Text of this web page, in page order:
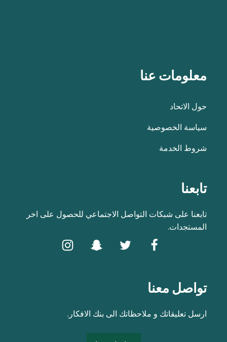
معلومات عنا
حول الاتحاد
سياسة الخصوصية
شروط الخدمة
تابعنا
تابعنا على شبكات التواصل الاجتماعي للحصول على اخر
المستجدات.
تواصل معنا
ارسل تعليقاتك و ملاحظاتك الى بنك الافكار.